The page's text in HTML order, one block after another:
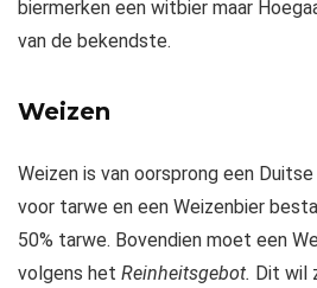
biermerken een witbier maar
van de bekendste.
Weizen
Weizen is van oorsprong een
voor tarwe en een Weizenbier
50% tarwe. Bovendien moet een
volgens het Reinheitsgebot. Dit wil